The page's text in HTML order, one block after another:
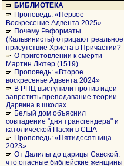
БИБЛИОТЕКА
Проповедь: «Первое
Воскресение Адвента 2025»
Почему Реформаты
(Кальвинисты) отрицают реальное
присутствие Христа в Причастии?
О приготовлении к смерти
Мартин Лютер (1519)
Проповедь: «Второе
воскресенье Адвента 2024»
В РПЦ выступили против идеи
запретить преподавание теории
Дарвина в школах
Белый дом объяснил
совпадение "дня трансгендера" и
католической Пасхи в США
Проповедь: «Пятидесятница
2023»
От Далилы до царицы Савской:
что опасные библейские женщины